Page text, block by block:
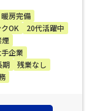
暖房完備
OK
20代活躍中
企業
期
残業なし